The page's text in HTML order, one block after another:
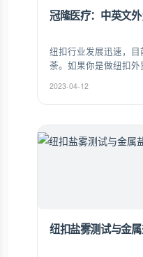
冠隆医疗：中英文
纽扣行业发展迅速，
荼。如果你是做纽扣
外贸纽扣的行业述语。
2023-04-12
纽扣盐雾测试与金